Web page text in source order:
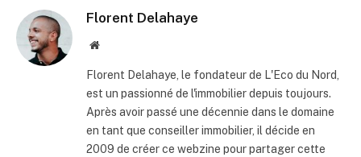
Florent Delahaye
Site
Florent Delahaye, le fondateur de L'Eco du Nord,
est un passionné de l'immobilier depuis toujours.
Après avoir passé une décennie dans le domaine
en tant que conseiller immobilier, il décide en
2009 de créer ce webzine pour partager cette